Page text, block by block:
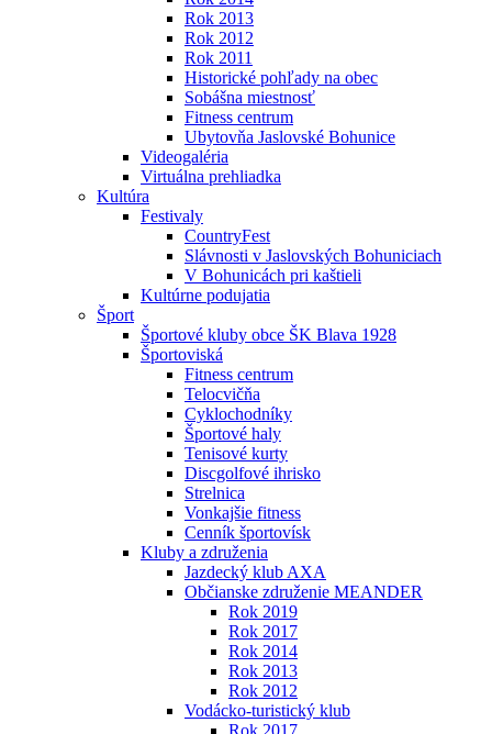
Rok 2013
Rok 2012
Rok 2011
Historické pohľady na obec
Sobášna miestnosť
Fitness centrum
Ubytovňa Jaslovské Bohunice
Videogaléria
Virtuálna prehliadka
Kultúra
Festivaly
CountryFest
Slávnosti v Jaslovských Bohuniciach
V Bohunicách pri kaštieli
Kultúrne podujatia
Šport
Športové kluby obce ŠK Blava 1928
Športoviská
Fitness centrum
Telocvičňa
Cyklochodníky
Športové haly
Tenisové kurty
Discgolfové ihrisko
Strelnica
Vonkajšie fitness
Cenník športovísk
Kluby a združenia
Jazdecký klub AXA
Občianske združenie MEANDER
Rok 2019
Rok 2017
Rok 2014
Rok 2013
Rok 2012
Vodácko-turistický klub
Rok 2017